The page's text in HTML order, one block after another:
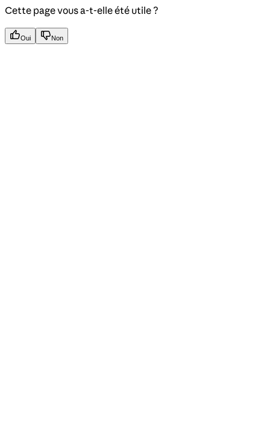
Cette page vous a-t-elle été utile ?
Oui Non